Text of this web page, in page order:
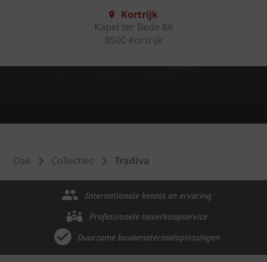
Kortrijk
Kapel ter Bede 88
8500 Kortrijk
Dak Collecties Tradiva
Internationale kennis en ervaring
Professionele naverkoopservice
Duurzame bouwmateriaaloplossingen